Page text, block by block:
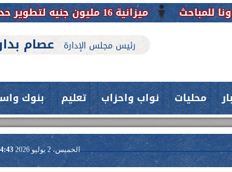
ميزانية 16 مليون جنيه لتطوير حديقة ناصر بأبوتيج.. نقلة حضارية تحافظ على تاريخها
رئيس مجلس الإدارة عصام
محليات نواب واحزاب تعليم بنوك
الخميس، 2 يوليو 2026 04:43